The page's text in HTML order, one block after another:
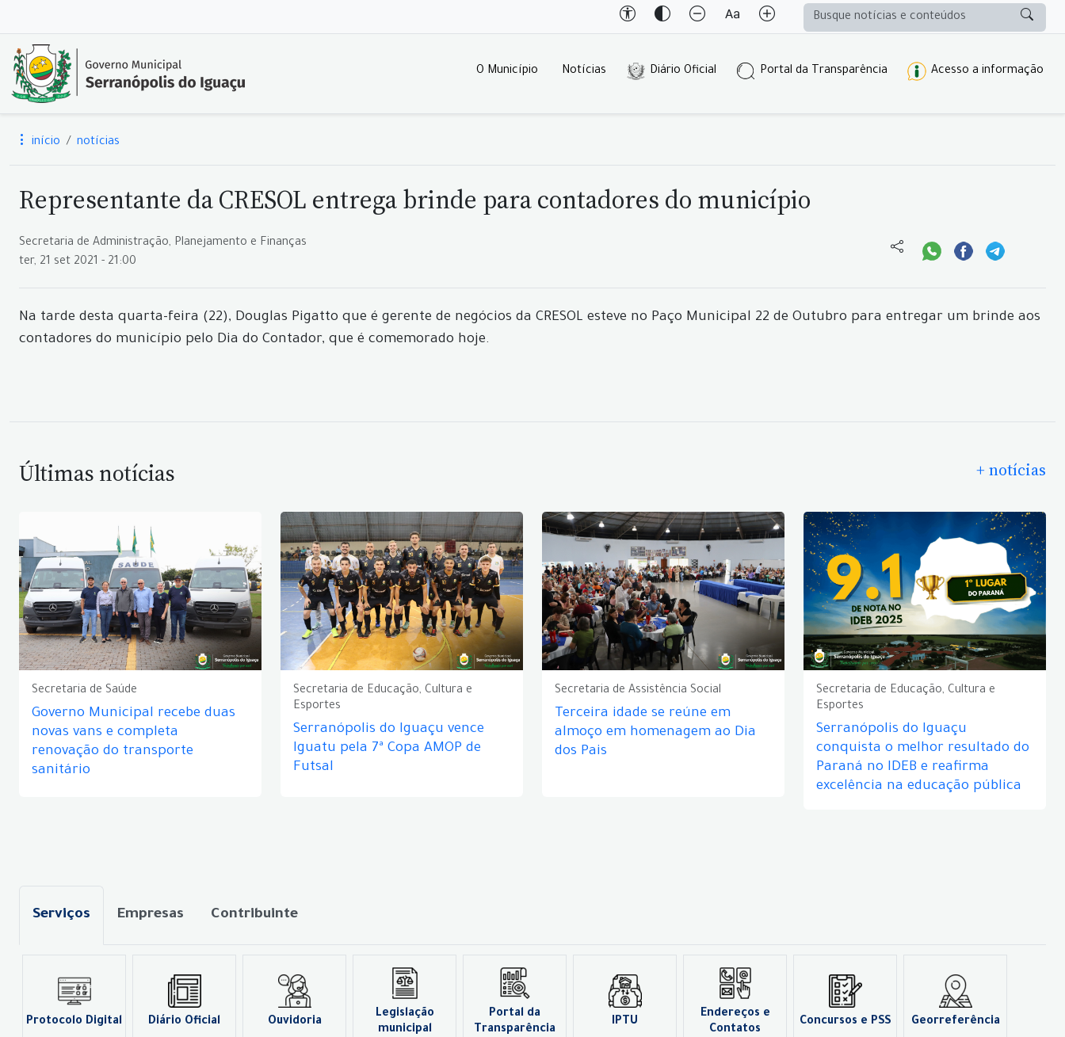
O Município Notícias Diário Oficial Portal da Transparência Acesso a informação
início notícias
Representante da CRESOL entrega brinde para contadores do município
Secretaria de Administração, Planejamento e Finanças
ter, 21 set 2021 - 21:00
Na tarde desta quarta-feira (22), Douglas Pigatto que é gerente de negócios da CRESOL esteve no Paço Municipal 22 de Outubro para entregar um brinde aos
contadores do município pelo Dia do Contador, que é comemorado hoje.
Últimas notícias + notícias
Secretaria de Saúde
Governo Municipal recebe duas
novas vans e completa
renovação do transporte
sanitário
Secretaria de Educação, Cultura e
Esportes
Serranópolis do Iguaçu vence
Iguatu pela 7ª Copa AMOP de
Futsal
Secretaria de Assistência Social
Terceira idade se reúne em
almoço em homenagem ao Dia
dos Pais
Secretaria de Educação, Cultura e
Esportes
Serranópolis do Iguaçu
conquista o melhor resultado do
Paraná no IDEB e reafirma
excelência na educação pública
Serviços Empresas Contribuinte
Protocolo Digital Diário Oficial Ouvidoria
Legislação
municipal
Portal da
Transparência
IPTU
Endereços e
Contatos
Concursos e PSS Georreferência